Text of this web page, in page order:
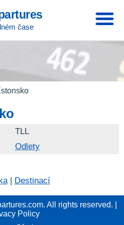
čase
TLL
Odlety
| Destinací
All rights reserved. |
Policy